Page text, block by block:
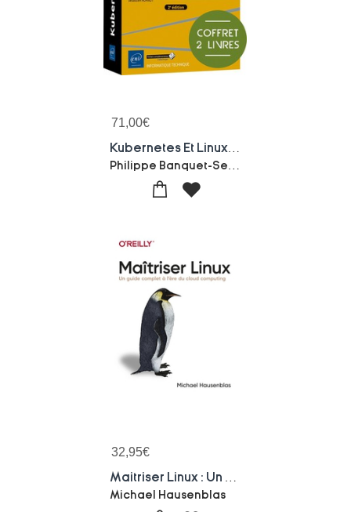
71,00€
32,95€
Michael Hausenblas